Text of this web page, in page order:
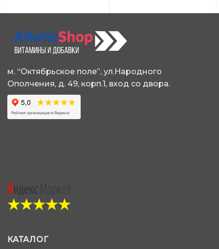
выбрать
на
товара.
м. “Октябрьское поле”, ул.Народного
Ополчения, д. 49, корп.1, вход со двора.
КАТАЛОГ